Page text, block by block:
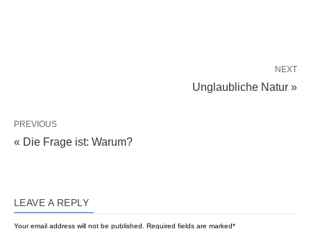
NEXT
Unglaubliche Natur »
PREVIOUS
« Die Frage ist: Warum?
LEAVE A REPLY
Your email address will not be published. Required fields are marked*